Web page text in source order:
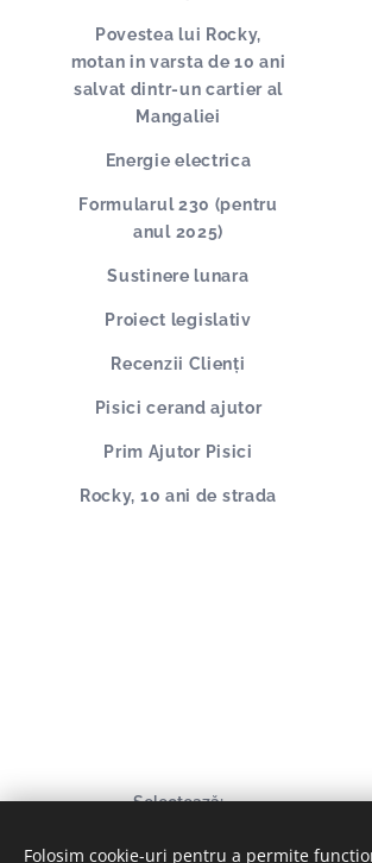
Povestea lui Rocky,
motan in varsta de 10 ani
salvat dintr-un cartier al
Mangaliei
Energie electrica
Formularul 230 (pentru
anul 2025)
Sustinere lunara
Proiect legislativ
Recenzii Clienți
Pisici cerand ajutor
Prim Ajutor Pisici
Rocky, 10 ani de strada
Selectează
Folosim cookie-uri pentru a permite